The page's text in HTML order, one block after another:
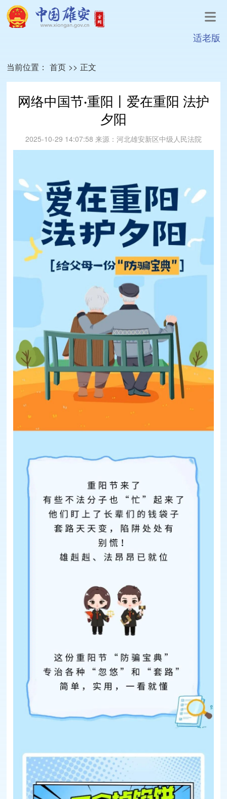
适老版
当前位置： 首页 >> 正文
网络中国节·重阳丨爱在重阳 法护
夕阳
2025-10-29 14:07:58 来源： 河北雄安新区中级人民法院